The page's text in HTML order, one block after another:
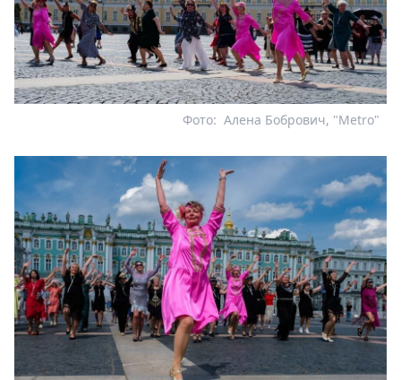
Алена Бобрович, "Metro"
Фото: